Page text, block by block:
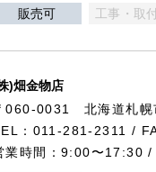
販売可 工事・取
)畑金物店
060-0031 北海道札幌
：011-281-2311 /
業時間：9:00〜17:30 /